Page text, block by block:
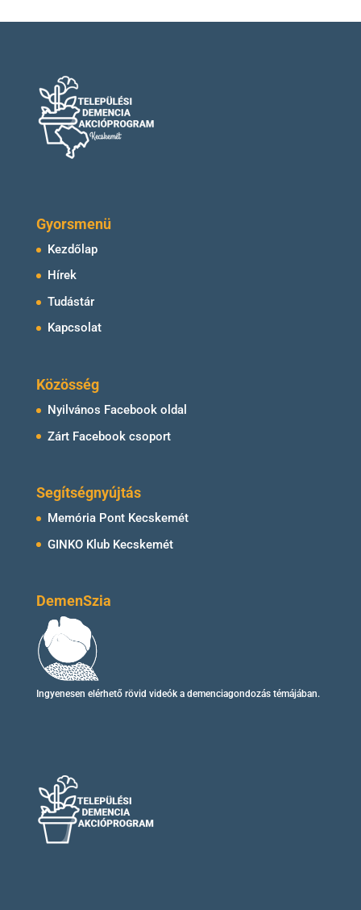
Gyorsmenü
Kezdőlap
Hírek
Tudástár
Kapcsolat
Közösség
Nyilvános Facebook oldal
Zárt Facebook csoport
Segítségnyújtás
Memória Pont Kecskemét
GINKO Klub Kecskemét
DemenSzia
Ingyenesen elérhető rövid videóka demenciagondozás témájában.